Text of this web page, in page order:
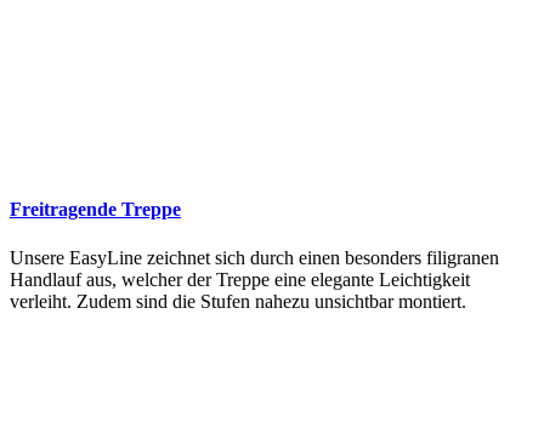
Freitragende Treppe
Unsere EasyLine zeichnet sich durch einen besonders filigranen
Handlauf aus, welcher der Treppe eine elegante Leichtigkeit
verleiht. Zudem sind die Stufen nahezu unsichtbar montiert.